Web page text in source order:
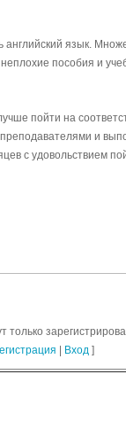
язык.
пособия и
пойти на
и
с удовольствием
только
| Вход ]